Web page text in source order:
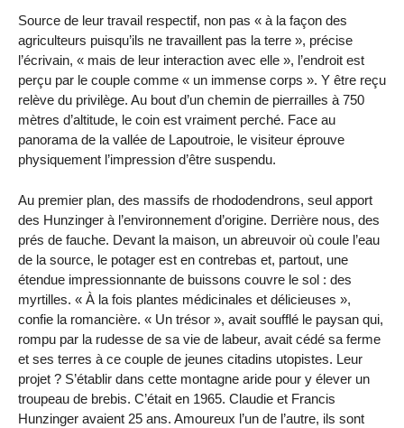
Source de leur travail respectif, non pas « à la façon des
agriculteurs puisqu’ils ne travaillent pas la terre », précise
l’écrivain, « mais de leur interaction avec elle », l’endroit est
perçu par le couple comme « un immense corps ». Y être reçu
relève du privilège. Au bout d’un chemin de pierrailles à 750
mètres d’altitude, le coin est vraiment perché. Face au
panorama de la vallée de Lapoutroie, le visiteur éprouve
physiquement l’impression d’être suspendu.
Au premier plan, des massifs de rhododendrons, seul apport
des Hunzinger à l’environnement d’origine. Derrière nous, des
prés de fauche. Devant la maison, un abreuvoir où coule l’eau
de la source, le potager est en contrebas et, partout, une
étendue impressionnante de buissons couvre le sol : des
myrtilles. « À la fois plantes médicinales et délicieuses »,
confie la romancière. « Un trésor », avait soufflé le paysan qui,
rompu par la rudesse de sa vie de labeur, avait cédé sa ferme
et ses terres à ce couple de jeunes citadins utopistes. Leur
projet ? S’établir dans cette montagne aride pour y élever un
troupeau de brebis. C’était en 1965. Claudie et Francis
Hunzinger avaient 25 ans. Amoureux l’un de l’autre, ils sont